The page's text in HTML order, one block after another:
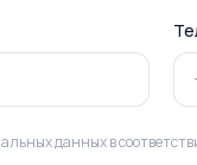
данных в